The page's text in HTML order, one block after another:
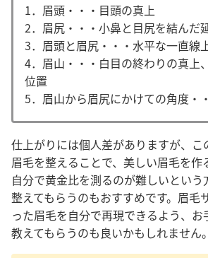
1．眉頭・・・目頭の真上
2．眉尻・・・小鼻と目尻を結んだ
3．眉頭と眉尻・・・水平な一直線
4．眉山・・・白目の終わりの真上
位置
5．眉山から眉尻にかけての角度・
仕上がりには個人差がありますが、こ
眉毛を整えることで、美しい眉毛を作
自分で黄金比を測るのが難しいとい
整えてもらうのもおすすめです。 眉毛
った眉毛を自分で再現できるよう、お
教えてもらうのも良いかもしれません。